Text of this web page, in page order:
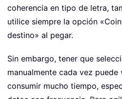
coherencia en tipo de letra,
utilice siempre la opción
destino» al pegar.
Sin embargo, tener que
manualmente cada vez
consumir mucho tiempo,